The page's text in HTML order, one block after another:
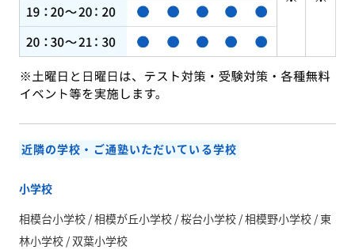
近隣の学校・ご通塾いただいている学校
小学校
相模台小学校 / 相模が丘小学校 / 桜台小学校 / 相模野小学校 / 東
林小学校 / 双葉小学校